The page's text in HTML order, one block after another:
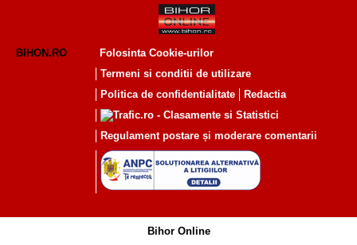
BIHON.RO
Folosinta Cookie-urilor
Termeni si conditii de utilizare
Politica de confidentialitate
Redactia
Regulament postare și moderare comentarii
Bihor Online